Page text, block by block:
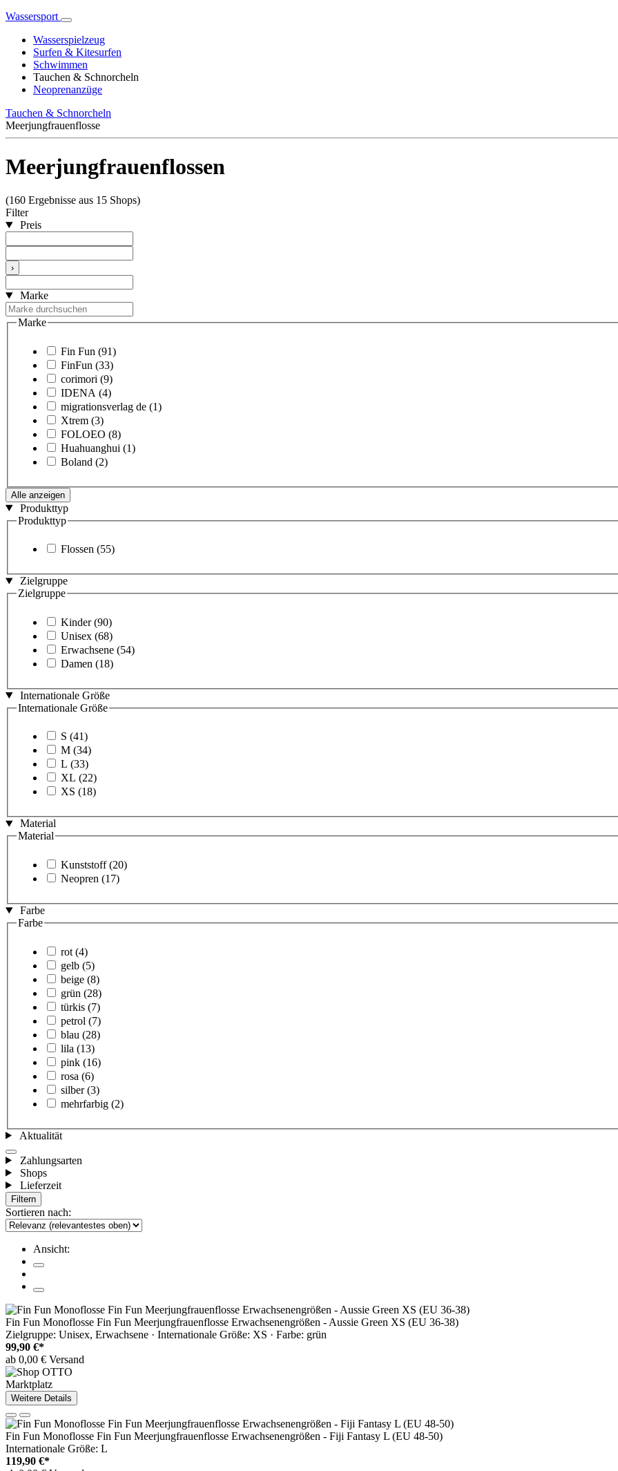
Wassersport
Wasserspielzeug
Surfen & Kitesurfen
Schwimmen
Tauchen & Schnorcheln
Neoprenanzüge
Tauchen & Schnorcheln
Meerjungfrauenflosse
Meerjungfrauenflossen
(160 Ergebnisse aus 15 Shops)
Filter
Preis
›
Marke
Marke
Fin Fun (91)
FinFun (33)
corimori (9)
IDENA (4)
migrationsverlag de (1)
Xtrem (3)
FOLOEO (8)
Huahuanghui (1)
Boland (2)
Alle anzeigen
Produkttyp
Produkttyp
Flossen (55)
Zielgruppe
Zielgruppe
Kinder (90)
Unisex (68)
Erwachsene (54)
Damen (18)
Internationale Größe
Internationale Größe
S (41)
M (34)
L (33)
XL (22)
XS (18)
Material
Material
Kunststoff (20)
Neopren (17)
Farbe
Farbe
rot (4)
gelb (5)
beige (8)
grün (28)
türkis (7)
petrol (7)
blau (28)
lila (13)
pink (16)
rosa (6)
silber (3)
mehrfarbig (2)
Aktualität
Zahlungsarten
Shops
Lieferzeit
Filtern
Sortieren nach:
Ansicht:
Fin Fun Monoflosse Fin Fun Meerjungfrauenflosse Erwachsenengrößen - Aussie Green XS (EU 36-38)
Zielgruppe: Unisex, Erwachsene · Internationale Größe: XS · Farbe: grün
99,90 €*
ab 0,00 € Versand
Marktplatz
Weitere Details
Fin Fun Monoflosse Fin Fun Meerjungfrauenflosse Erwachsenengrößen - Fiji Fantasy L (EU 48-50)
Internationale Größe: L
119,90 €*